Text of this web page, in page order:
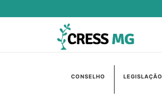
CONSELHO LEGISLAÇÃO